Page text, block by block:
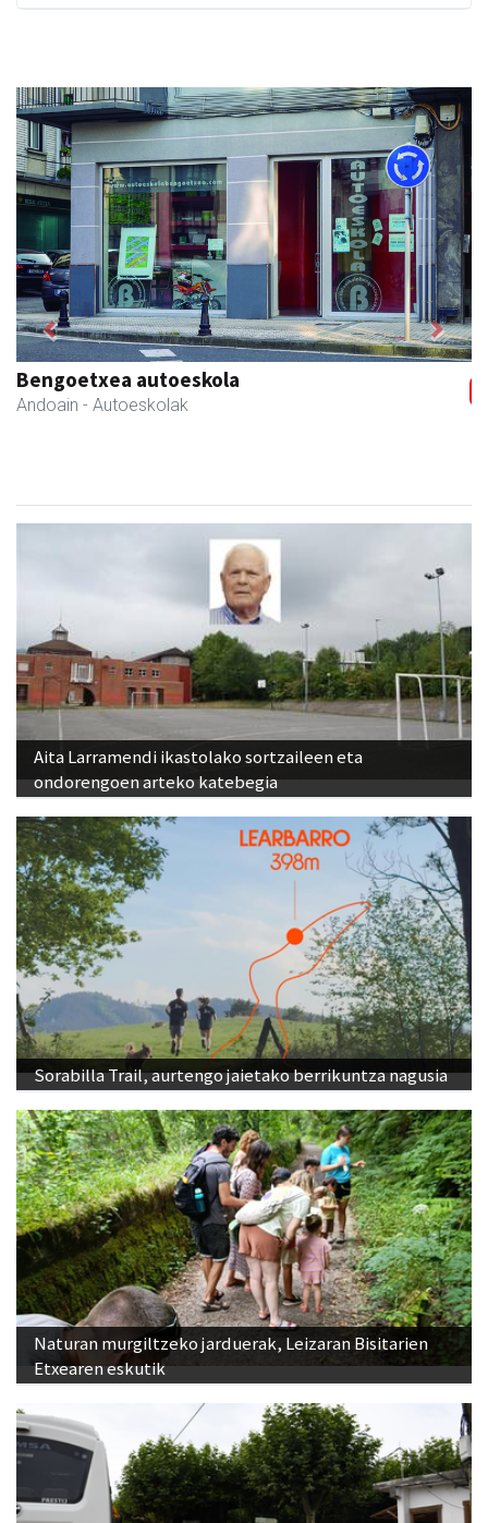
Bengoetxea autoeskola
Andoain - Autoeskolak
Previous Next
Aita Larramendi ikastolako sortzaileen eta
ondorengoen arteko katebegia
Sorabilla Trail, aurtengo jaietako berrikuntza nagusia
Naturan murgiltzeko jarduerak, Leizaran Bisitarien
Etxearen eskutik